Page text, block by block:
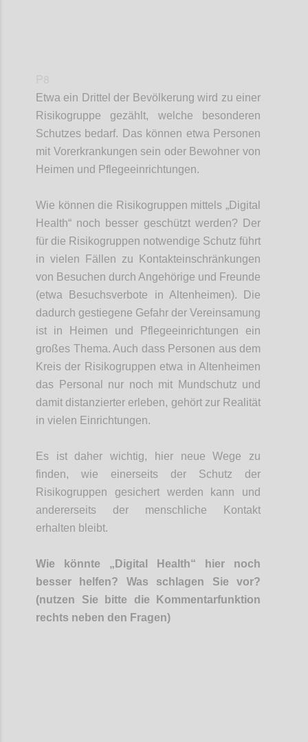
Etwa ein Drittel der Bevölkerung wird zu einer
Risikogruppe gezählt, welche besonderen
Schutzes bedarf. Das können etwa Personen
mit Vorerkrankungen sein oder Bewohner von
Heimen und Pflegeeinrichtungen.
Wie können die Risikogruppen mittels „Digital
Health“ noch besser geschützt werden?
Der
für die Risikogruppen notwendige Schutz führt
in vielen Fällen zu Kontakteinschränkungen
von Besuchen durch Angehörige und Freunde
(etwa Besuchsverbote in Altenheimen).
Die
dadurch gestiegene Gefahr der Vereinsamung
ist in Heimen und
Pflegeeinrichtungen ein
großes Thema. Auch dass Personen aus dem
Kreis der Risikogruppen etwa in Altenheimen
d as Personal
nur noch mit Mundschutz und
damit distanzierter erleben, gehört zurRealität
in vielen Einrichtungen.
Es ist daherwichtig, hier neue Wege zu
finden, wie einerseits der Schutz der
Risikogruppen gesichert werden kann und
andererseits der menschliche Kontakt
erhalten bleibt.
Wie könnte „Digital Health“ hier noch
besser helfen? Was schlagen Sie vor?
(nutzen Sie bitte die Kommentarfunktion
rechts neben den Fragen)